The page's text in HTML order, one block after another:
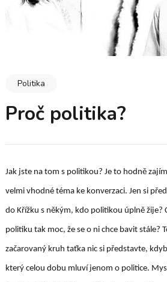
Politika
Proč politika?
Jak jste na tom s politikou? Je to hodně
velmi vhodné téma ke konverzaci. Jen si
do Křížku s někým, kdo politikou úplně žije?
politiku tak moc, že se o ni chce bavit stále?
začarovaný kruh taťka nic si představte,
který celou dobu mluví jenom o politice.